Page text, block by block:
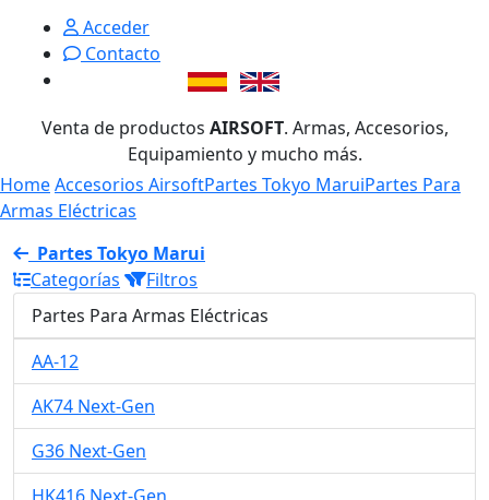
Acceder
Contacto
Venta de productos AIRSOFT. Armas, Accesorios,
Equipamiento y mucho más.
HomeAccesorios AirsoftPartes Tokyo MaruiPartes Para
Armas Eléctricas
Partes Tokyo Marui
Categorías
Filtros
Partes Para Armas Eléctricas
AA-12
AK74 Next-Gen
G36 Next-Gen